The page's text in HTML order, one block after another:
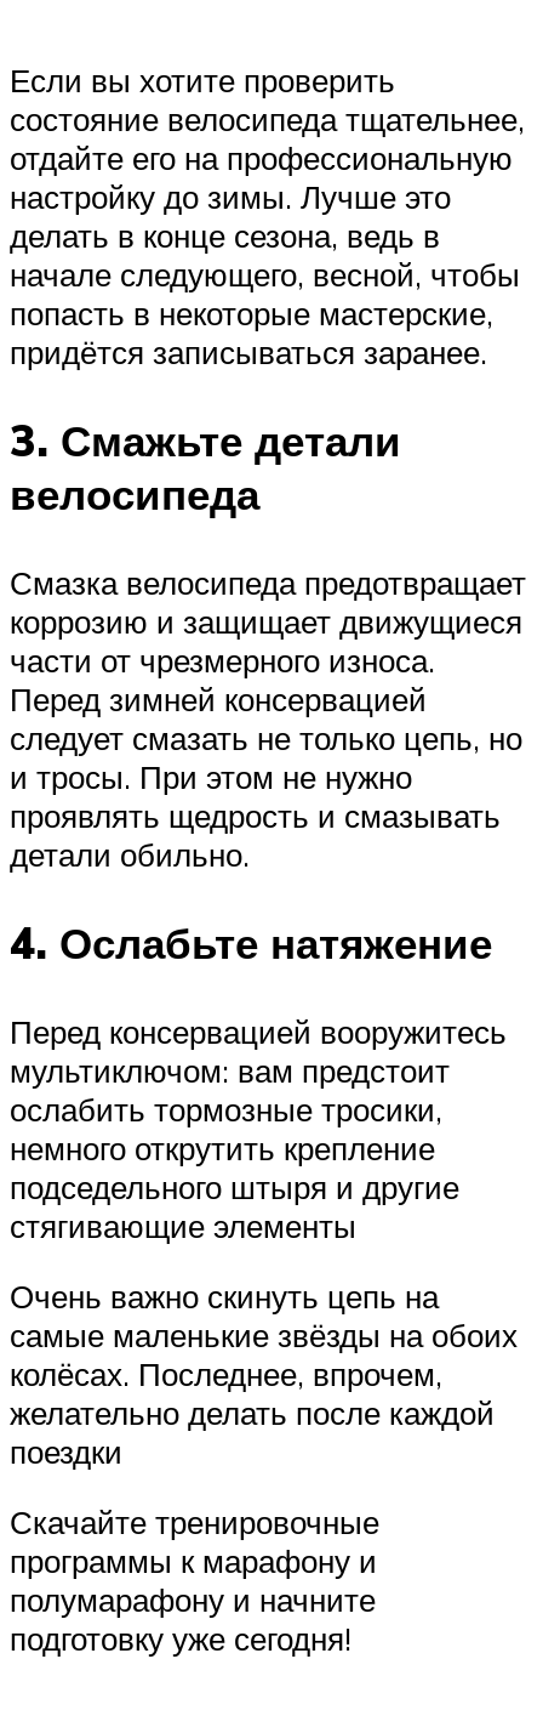
Если вы хотите проверить
состояние велосипеда тщательнее,
отдайте его на профессиональную
настройку до зимы. Лучше это
делать в конце сезона, ведь в
начале следующего, весной, чтобы
попасть в некоторые мастерские,
придётся записываться заранее.
3. Смажьте детали
велосипеда
Смазка велосипеда предотвращает
коррозию и защищает движущиеся
части от чрезмерного износа.
Перед зимней консервацией
следует смазать не только цепь, но
и тросы. При этом не нужно
проявлять щедрость и смазывать
детали обильно.
4. Ослабьте натяжение
Перед консервацией вооружитесь
мультиключом: вам предстоит
ослабить тормозные тросики,
немного открутить крепление
подседельного штыря и другие
стягивающие элементы
Очень важно скинуть цепь на
самые маленькие звёзды на обоих
колёсах. Последнее, впрочем,
желательно делать после каждой
поездки
Скачайте тренировочные
программы к марафону и
полумарафону и начните
подготовку уже сегодня!